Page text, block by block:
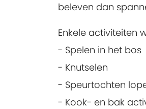
beleven dan
Enkele activiteiten
- Spelen in het bos
- Knutselen
- Speurtochten
- Kook- en bak